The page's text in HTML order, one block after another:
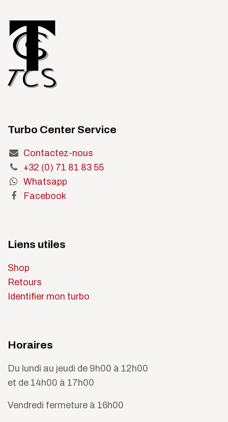
Turbo Center Service
Contactez-nous
+32 (0) 71 81 83 55
Whatsapp
Facebook
Liens utiles
Shop
Retours
Identifier mon turbo
Horaires
Du lundi au jeudi de 9h00 à 12h00
et de 14h00 à 17h00
Vendredi fermeture à 16h00